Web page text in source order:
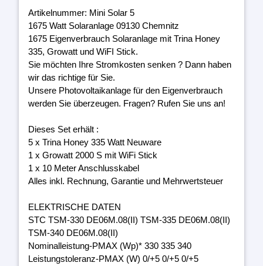
Artikelnummer: Mini Solar 5
1675 Watt Solaranlage 09130 Chemnitz
1675 Eigenverbrauch Solaranlage mit Trina Honey
335, Growatt und WiFI Stick.
Sie möchten Ihre Stromkosten senken ? Dann haben
wir das richtige für Sie.
Unsere Photovoltaikanlage für den Eigenverbrauch
werden Sie überzeugen. Fragen? Rufen Sie uns an!
Dieses Set erhält :
5 x Trina Honey 335 Watt Neuware
1 x Growatt 2000 S mit WiFi Stick
1 x 10 Meter Anschlusskabel
Alles inkl. Rechnung, Garantie und Mehrwertsteuer
ELEKTRISCHE DATEN
STC TSM-330 DE06M.08(II) TSM-335 DE06M.08(II)
TSM-340 DE06M.08(II)
Nominalleistung-PMAX (Wp)* 330 335 340
Leistungstoleranz-PMAX (W) 0/+5 0/+5 0/+5